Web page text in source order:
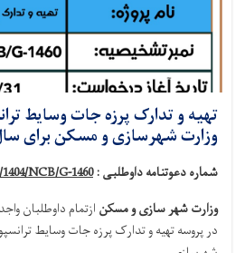
تهیه و تدارک پرزه جات وسایط
وزارت شهرسازی و مسکن برای سال
شماره دعوتنامه داوطلبی :NCB/G-1460
وزارت شهر سازی و مسکن ازتمام داوطلبان
در پروسهتهیه و تدارک پرزه جات وسایط